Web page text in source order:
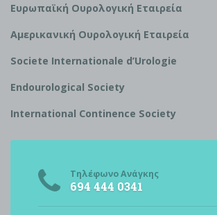
Ευρωπαϊκή Ουρολογική Εταιρεία
Αμερικανική Ουρολογική Εταιρεία
Societe Internationale d’Urologie
Endourological Society
International Continence Society
Τηλέφωνο Ανάγκης
694 444 0341